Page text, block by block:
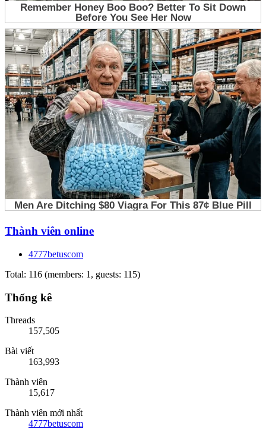
Thành viên online
4777betuscom
Total: 116 (members: 1, guests: 115)
Thống kê
Threads
157,505
Bài viết
163,993
Thành viên
15,617
Thành viên mới nhất
4777betuscom